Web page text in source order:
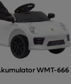
WMT-666